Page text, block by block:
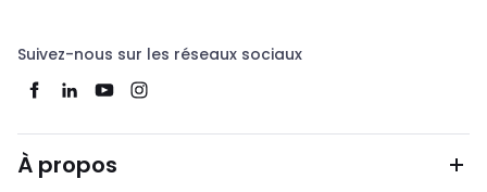
Suivez-nous sur les réseaux sociaux
À propos